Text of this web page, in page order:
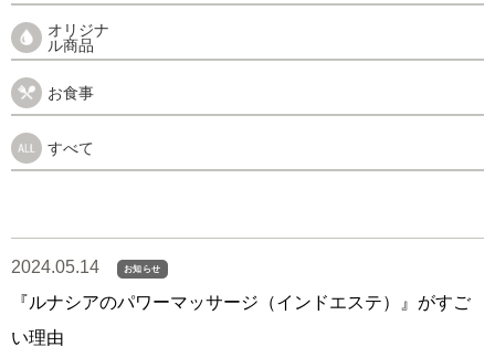
オリジナ
ル商品
お食事
すべて
2024.05.14 お知らせ
『ルナシアのパワーマッサージ（インドエステ）』がすご
い理由